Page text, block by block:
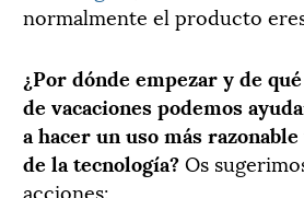
normalmente el producto
¿Por dónde empezar y de
de vacaciones podemos
a hacer un uso más
de la tecnología?Os
acciones: